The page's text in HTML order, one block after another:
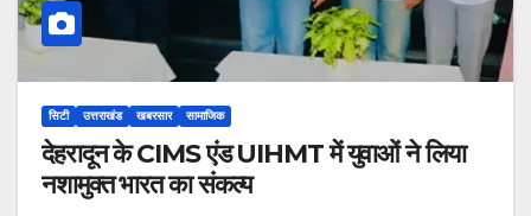
सिटी उत्तराखंड खबरसार सामाजिक
देहरादून के CIMS एंड UIHMT में युवाओं ने लिया
नशामुक्त भारत का संकल्प